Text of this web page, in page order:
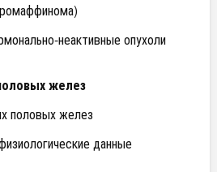
неактивные опухоли
желез
половых желез
данные